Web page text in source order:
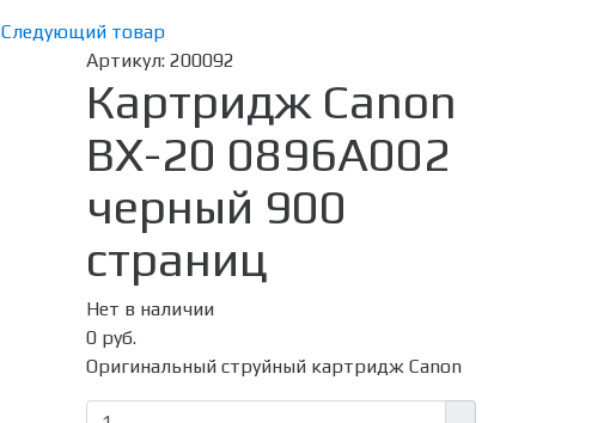
Следующий товар
Артикул: 200092
Картридж Canon
BX-20 0896A002
черный 900
страниц
Нет в наличии
0 руб.
Оригинальный струйный картридж Canon